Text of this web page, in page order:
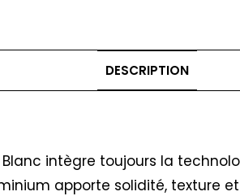
DESCRIPTION
Blanc intègre toujours la
apporte solidité, texture